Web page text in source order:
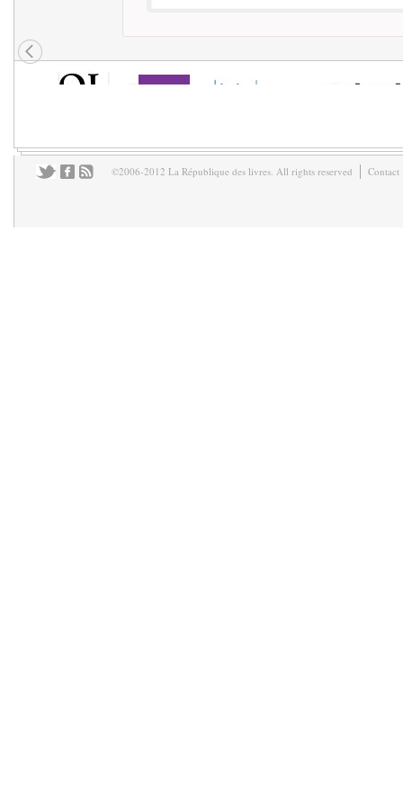
©2006-2012 La République des livres. All rights reserved Contact